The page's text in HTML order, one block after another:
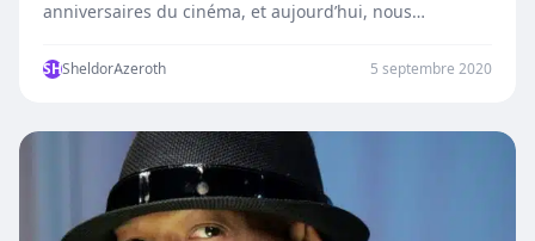
anniversaires du cinéma, et aujourd’hui, nous
SHSheldorAzeroth 5 septembre 2020